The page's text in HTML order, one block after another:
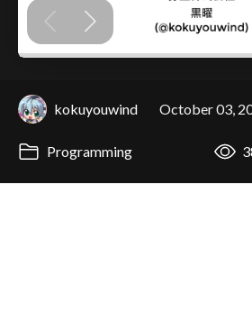
kokuyouwind October 03,
Programming